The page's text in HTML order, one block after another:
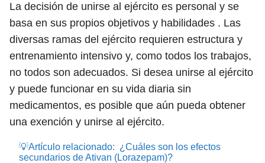
La decisión de unirse al ejército es personal y se
basa en sus propios objetivos y habilidades . Las
diversas ramas del ejército requieren estructura y
entrenamiento intensivo y, como todos los trabajos,
no todos son adecuados. Si desea unirse al ejército
y puede funcionar en su vida diaria sin
medicamentos, es posible que aún pueda obtener
una exención y unirse al ejército.
💡Artículo relacionado: ¿Cuáles son los efectos
secundarios de Ativan (Lorazepam)?